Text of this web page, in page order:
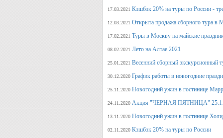
17.03.2021 Кэшбэк 20% на туры по России -
12.03.2021 Открыта продажа сборного тура в
17.02.2021 Туры в Москву на майские
08.02.2021 Лето на Алтае 2021
25.01.2021 Весенний сборный экскурсионный
30.12.2020 График работы в новогодние
25.11.2020 Новогодний ужин в гостинице
24.11.2020 Акция "ЧЕРНАЯ ПЯТНИЦА"
13.11.2020 Новогодний ужин в гостинице
02.11.2020 Кэшбэк 20% на туры по России